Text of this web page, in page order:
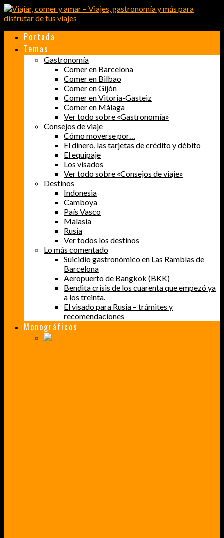
Portada
Temas
Gastronomía
Comer en Barcelona
Comer en Bilbao
Comer en Gijón
Comer en Vitoria-Gasteiz
Comer en Málaga
Ver todo sobre «Gastronomía»
Consejos de viaje
Cómo moverse por…
El dinero, las tarjetas de crédito y débito
El equipaje
Los visados
Ver todo sobre «Consejos de viaje»
Destinos
Indonesia
Camboya
País Vasco
Malasia
Rusia
Ver todos los destinos
Lo más comentado
Suicidio gastronómico en Las Ramblas de
Barcelona
Aeropuerto de Bangkok (BKK)
Bendita crisis de los cuarenta que empezó ya
a los treinta.
El visado para Rusia – trámites y
recomendaciones
Monográficos